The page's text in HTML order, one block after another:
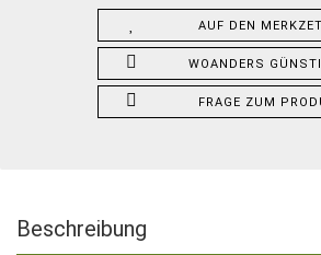
AUF DEN
WOANDERS
FRAGE ZUM
Beschreibung